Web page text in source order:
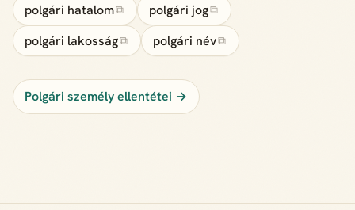
polgári hatalom⧉ polgári jog⧉
polgári lakosság⧉ polgári név⧉
Polgári személy ellentétei →